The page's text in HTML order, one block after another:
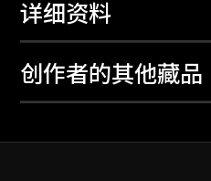
详细资料
创作者的其他藏品